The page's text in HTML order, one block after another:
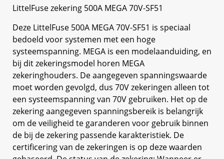
LittelFuse zekering 500A MEGA 70V-SF51
Deze LittelFuse 500A MEGA 70V-SF51 is speciaal
bedoeld voor systemen met een hoge
systeemspanning. MEGA is een modelaanduiding, en
bij dit zekeringsmodel horen MEGA
zekeringhouders. De aangegeven spanningswaarde
moet worden gevolgd, dus 70V zekeringen alleen tot
een systeemspanning van 70V gebruiken. Het op de
zekering aangegeven spanningsbereik is belangrijk
om de veiligheid te garanderen voor gebruik binnen
de bij de zekering passende karakteristiek. De
certificering van de zekeringen is op deze waarden